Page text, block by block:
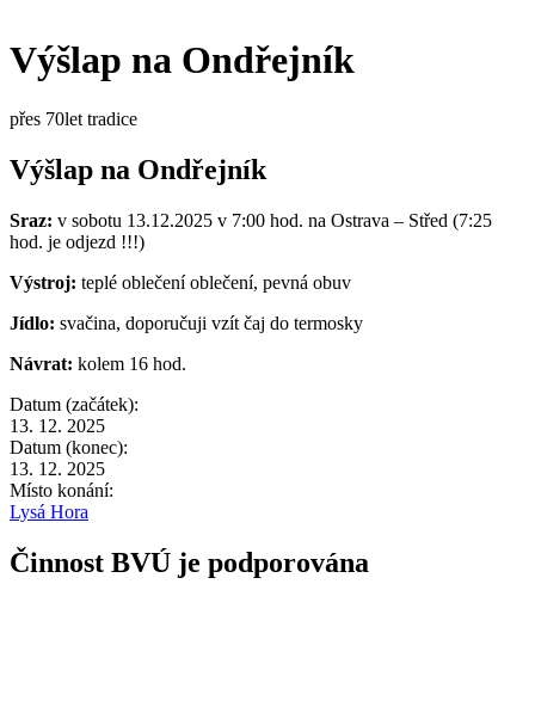
Výšlap na Ondřejník
přes 70let tradice
Výšlap na Ondřejník
Sraz: v sobotu 13.12.2025 v 7:00 hod. na Ostrava – Střed (7:25
hod. je odjezd !!!)
Výstroj: teplé oblečení oblečení, pevná obuv
Jídlo: svačina, doporučuji vzít čaj do termosky
Návrat: kolem 16 hod.
Datum (začátek):
13. 12. 2025
Datum (konec):
13. 12. 2025
Místo konání:
Lysá Hora
Činnost BVÚ je podporována